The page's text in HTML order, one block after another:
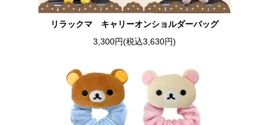
リラックマ キャリーオンショルダーバッグ
3,300円(税込3,630円)